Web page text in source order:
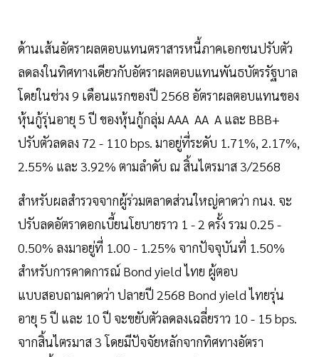
ด้านเส้นอัตราผลตอบแทนตราสารหนี้ภาคเอกชนปรับตัว
ลดลงในทิศทางเดียวกับอัตราผลตอบแทนพันธบัตรรัฐบาล
โดยในช่วง 9 เดือนแรกของปี 2568 อัตราผลตอบแทนของ
หุ้นกู้รุ่นอายุ 5 ปี ของหุ้นกู้กลุ่ม AAA AA A และ BBB+
ปรับตัวลดลง 72 - 110 bps. มาอยู่ที่ระดับ 1.71%, 2.17%,
2.55% และ 3.92% ตามลำดับ ณ สิ้นไตรมาส 3/2568
สำหรับผลสำรวจจากผู้ร่วมตลาดส่วนใหญ่คาดว่า กนง. จะ
ปรับลดอัตราดอกเบี้ยนโยบายราว 1 - 2 ครั้ง รวม 0.25 -
0.50% ลงมาอยู่ที่ 1.00 - 1.25% จากปัจจุบันที่ 1.50%
สำหรับการคาดการณ์ Bond yield ไทย ผู้ตอบ
แบบสอบถามคาดว่า ปลายปี 2568 Bond yield ไทยรุ่น
อายุ 5 ปี และ 10 ปี จะขยับตัวลดลงเฉลี่ยราว 10 - 15 bps.
จากสิ้นไตรมาส 3 โดยมีปัจจัยหลักจากทิศทางอัตรา